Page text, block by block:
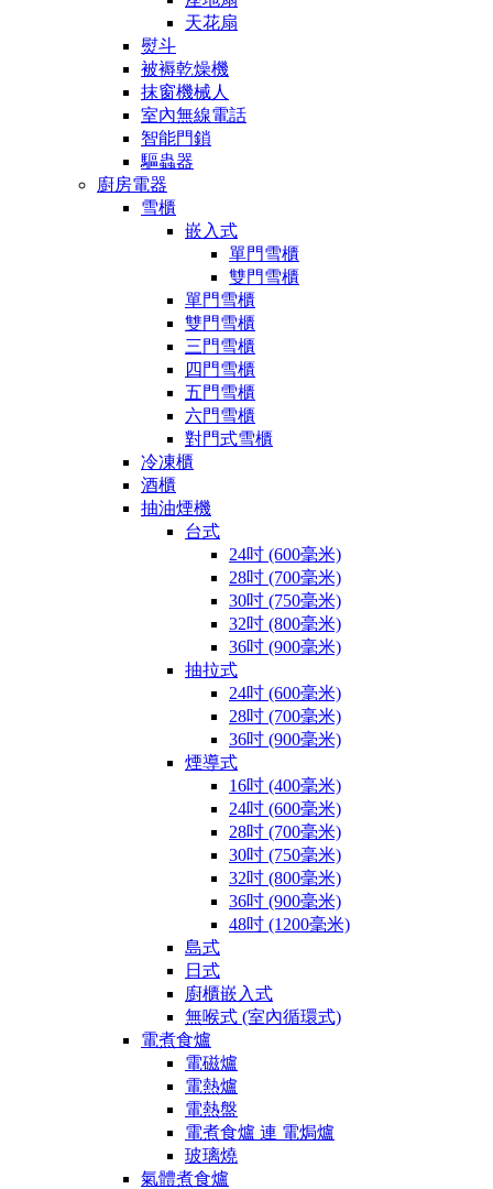
天花扇
熨斗
被褥乾燥機
抹窗機械人
室內無線電話
智能門鎖
驅蟲器
廚房電器
雪櫃
嵌入式
單門雪櫃
雙門雪櫃
單門雪櫃
雙門雪櫃
三門雪櫃
四門雪櫃
五門雪櫃
六門雪櫃
對門式雪櫃
冷凍櫃
酒櫃
抽油煙機
台式
24吋 (600毫米)
28吋 (700毫米)
30吋 (750毫米)
32吋 (800毫米)
36吋 (900毫米)
抽拉式
24吋 (600毫米)
28吋 (700毫米)
36吋 (900毫米)
煙導式
16吋 (400毫米)
24吋 (600毫米)
28吋 (700毫米)
30吋 (750毫米)
32吋 (800毫米)
36吋 (900毫米)
48吋 (1200毫米)
島式
日式
廚櫃嵌入式
無喉式 (室內循環式)
電煮食爐
電磁爐
電熱爐
電熱盤
電煮食爐 連 電焗爐
玻璃燒
氣體煮食爐